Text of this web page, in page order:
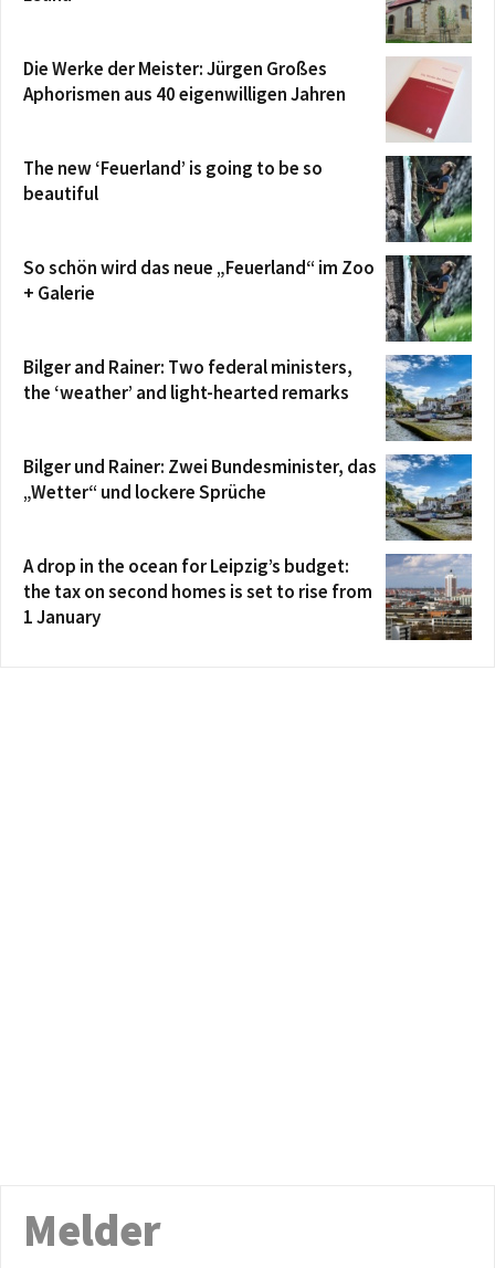
Die Werke der Meister: Jürgen Großes
Aphorismen aus 40 eigenwilligen Jahren
The new ‘Feuerland’ is going to be so
beautiful
So schön wird das neue „Feuerland“ im Zoo
+ Galerie
Bilger and Rainer: Two federal ministers,
the ‘weather’ and light-hearted remarks
Bilger und Rainer: Zwei Bundesminister, das
„Wetter“ und lockere Sprüche
A drop in the ocean for Leipzig’s budget:
the tax on second homes is set to rise from
1 January
Melder